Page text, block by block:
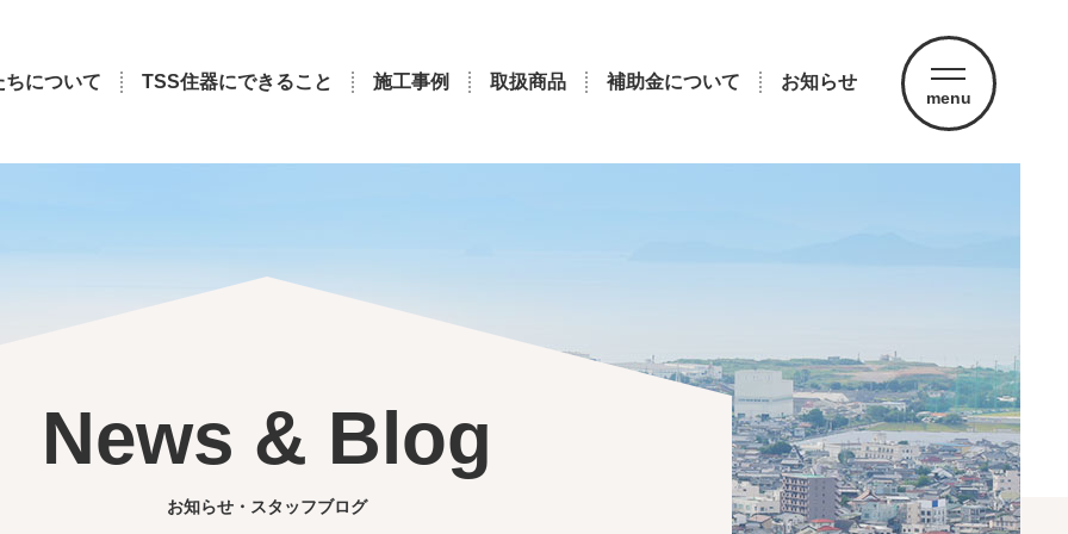
ちについて TSS住器にできること 施工事例 取扱商品 補助金について お知らせ
menu
News & Blog
お知らせ・スタッフブログ